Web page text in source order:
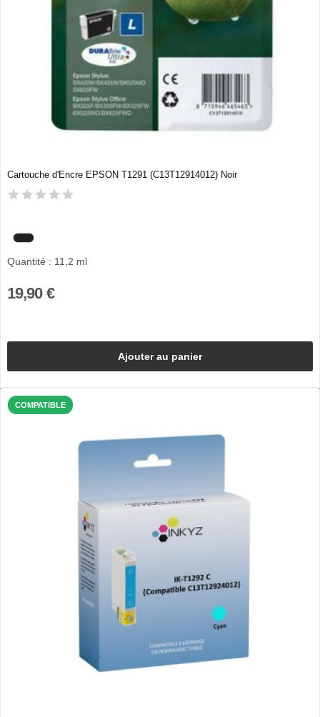
Cartouche d'Encre EPSON T1291 (C13T12914012) Noir
Quantité : 11,2 ml
19,90 €
Ajouter au panier
COMPATIBLE